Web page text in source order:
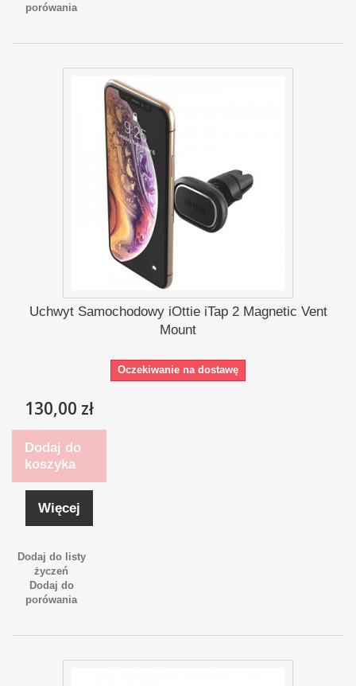
porówania
Uchwyt Samochodowy iOttie iTap 2 Magnetic Vent
Mount
Oczekiwanie na dostawę
130,00 zł
Dodaj do
koszyka
Więcej
Dodaj do listy
życzeń
Dodaj do
porówania